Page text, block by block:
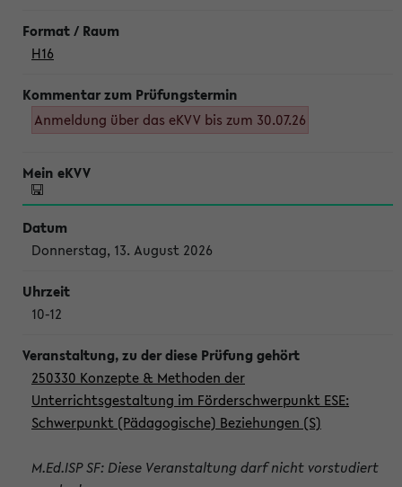
H16
Anmeldung über das eKVV bis zum 30.07.26
Donnerstag, 13. August 2026
10-12
250330 Konzepte & Methoden der
Unterrichtsgestaltung im Förderschwerpunkt ESE:
Schwerpunkt (Pädagogische) Beziehungen (S)
M.Ed.ISP SF: Diese Veranstaltung darf nicht vorstudiert